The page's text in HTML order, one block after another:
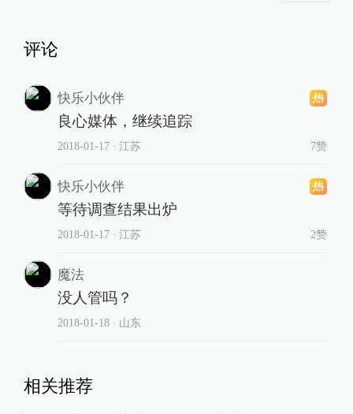
评论
快乐小伙伴
良心媒体，继续追踪
2018-01-17∙ 江苏 7赞
快乐小伙伴
等待调查结果出炉
2018-01-17∙ 江苏 2赞
魔法
没人管吗？
2018-01-18∙ 山东
相关推荐